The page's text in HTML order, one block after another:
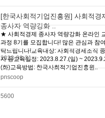
[한국사회적기업진흥원] 사회적경
종사자 역량강화 ..
★ 사회적경제 종사자 역량강화 온라인
과정 8기를 모집합니다! 많은 관심과 참
탁드립니다!교육대상: 사회적경제조직
자 등교육일정: 2023.8.27.(일) ~
(화)교육방법: 한국사회적기업진흥원..
2023-08-31
pnscoop
5600